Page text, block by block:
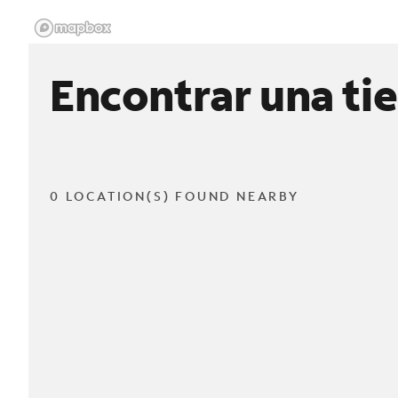
Encontrar una
0 LOCATION(S) FOUND NEARBY